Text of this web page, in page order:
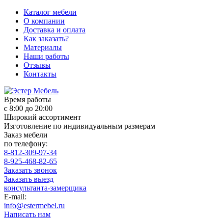
Каталог мебели
О компании
Доставка и оплата
Как заказать?
Материалы
Наши работы
Отзывы
Контакты
Время работы
с 8:00 до 20:00
Широкий ассортимент
Изготовление по индивидуальным размерам
Заказ мебели
по телефону:
8-812-309-97-34
8-925-468-82-65
Заказать звонок
Заказать выезд
консультанта-замерщика
E-mail:
info@estermebel.ru
Написать нам